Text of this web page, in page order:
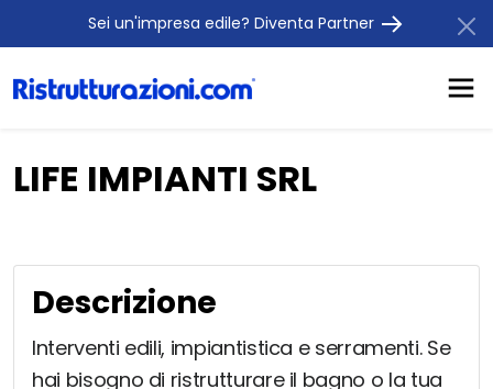
Sei un'impresa edile? Diventa Partner
LIFE IMPIANTI SRL
Descrizione
Interventi edili, impiantistica e serramenti. Se
hai bisogno di ristrutturare il bagno o la tua